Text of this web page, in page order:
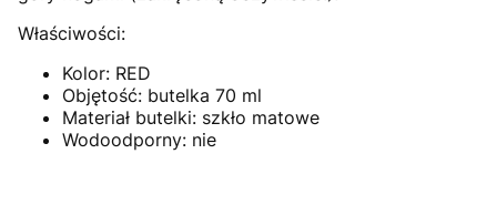
Właściwości:
Kolor: RED
Objętość: butelka 70 ml
Materiał butelki: szkło matowe
Wodoodporny: nie